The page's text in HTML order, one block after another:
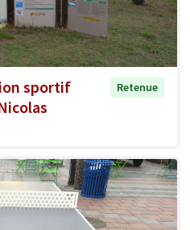
sportif
Retenue